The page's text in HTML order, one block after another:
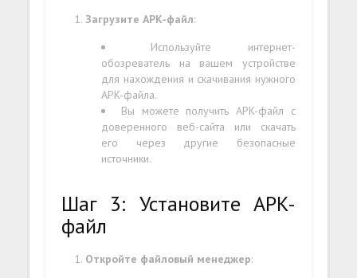
Загрузите APK-файл:
Используйте интернет-
обозреватель на вашем устройстве
для нахождения и скачивания нужного
APK-файла.
Вы можете получить APK-файл с
доверенного веб-сайта или скачать
его через другие безопасные
источники.
Шаг 3: Установите APK-
файл
Откройте файловый менеджер: